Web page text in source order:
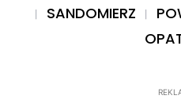
SANDOMIERZ